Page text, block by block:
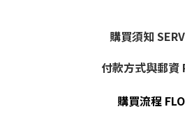
購買須知
付款方式與郵資
購買流程